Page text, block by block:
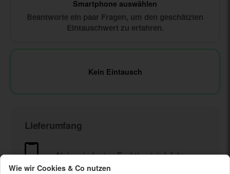
Smartphone auswählen
Beantworte ein paar Fragen, um den geschätzten
Eintauschwert zu erfahren.
Kein Eintausch
Lieferumfang
Nein mind. eine Funktion ist defekt
Wie wir Cookies & Co nutzen